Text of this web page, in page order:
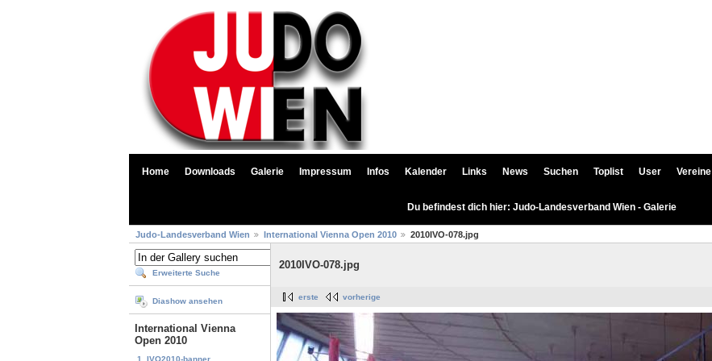
Home Downloads Galerie Impressum Infos Kalender Links News Suchen Toplist User Vereine
Du befindest dich hier: Judo-Landesverband Wien - Galerie
Judo-Landesverband Wien International Vienna Open 2010 2010IVO-078.jpg
Erweiterte Suche
Diashow ansehen
International Vienna
Open 2010
1. IVO2010-banner
2010IVO-078.jpg
erste vorherige